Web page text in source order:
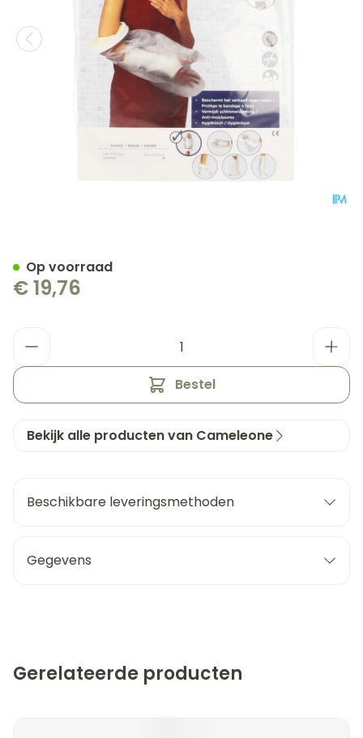
€ 19,76
Bestel
Op voorraad
Bekijk alle producten van Cameleone
Beschikbare leveringsmethoden
Gegevens
Gerelateerde producten